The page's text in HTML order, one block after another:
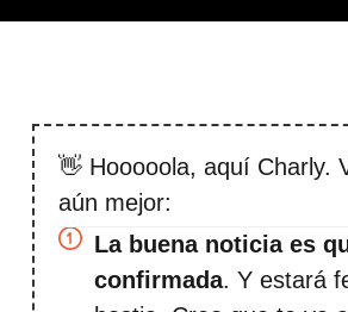
👋 Hooooola, aquí Charly.
aún mejor:
La buena noticia es
confirmada. Y estará